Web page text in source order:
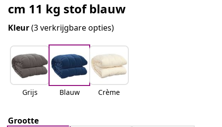
cm 11 kg stof blauw
Kleur(3 verkrijgbare opties)
Grijs Blauw Crème
Grootte